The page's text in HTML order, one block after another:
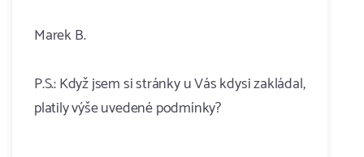
Marek B.
P.S.: Když jsem si stránky u Vás kdysi zakládal,
platily výše uvedené podmínky?